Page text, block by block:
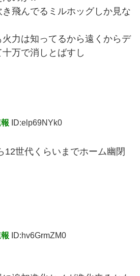
飛んでるミルホッグしか見な
力は知ってるから遠くからデ
万で消しとばすし
ID:elp69NYk0
12世代くらいまでホーム幽閉
ID:hv6GrmZM0